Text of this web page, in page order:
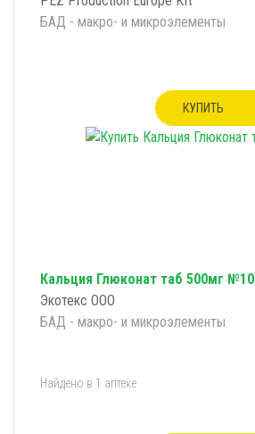
БАД - макро- и микроэлементы
КУПИТЬ
Кальция Глюконат таб 500мг №10
Экотекс ООО
БАД - макро- и микроэлементы
Найдено в 1 аптеке